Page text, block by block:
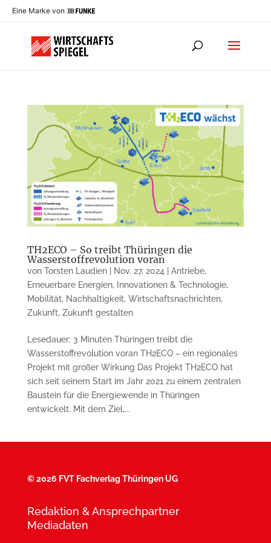
Eine Marke von
TH2ECO – So treibt Thüringen die
Wasserstoffrevolution voran
von Torsten Laudien| Nov. 27, 2024 Antriebe,
Erneuerbare Energien, Innovationen & Technologie,
Mobilität, Nachhaltigkeit, Wirtschaftsnachrichten,
Zukunft, Zukunft gestalten
Lesedauer: 3 Minuten Thüringen treibt die
Wasserstoffrevolution voran TH2ECO – ein regionales
Projekt mit großer Wirkung Das Projekt TH2ECO hat
sich seit seinem Start im Jahr 2021 zu einem zentralen
Baustein für die Energiewende in Thüringen
entwickelt. Mit dem Ziel,...
©2026 FVT Fachverlag Thüringen UG
Redaktion & Ansprechpartner
Mediadaten